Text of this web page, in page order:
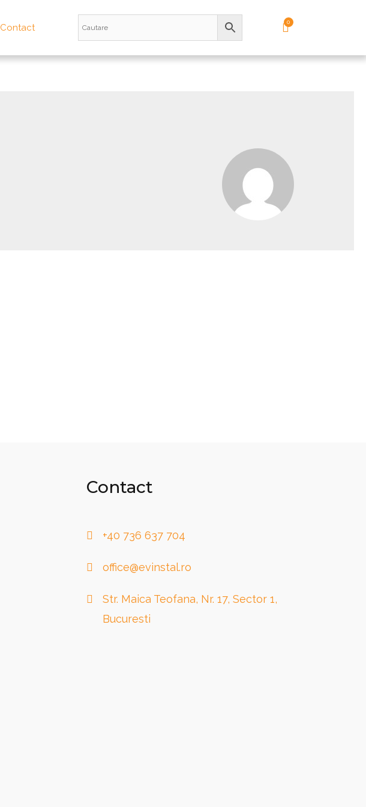
Contact
Contact
+40 736 637 704
office@evinstal.ro
Str. Maica Teofana, Nr. 17, Sector 1,
Bucuresti